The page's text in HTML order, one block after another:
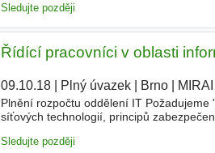
Sledujte později
Řídící pracovníci v oblasti
09.10.18| Plný úvazek| Brno|
Plnění rozpočtu oddělení IT
síťových technologií, principů
Sledujte později